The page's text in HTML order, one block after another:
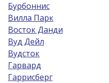
Бурбоннис
Вилла Парк
Восток Данди
Вуд Дейл
Вудсток
Гарвард
Гаррисберг